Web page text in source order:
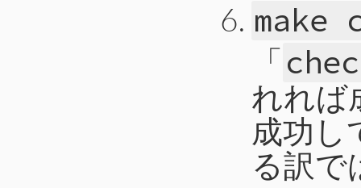
make
「
れれば
成功し
る訳で